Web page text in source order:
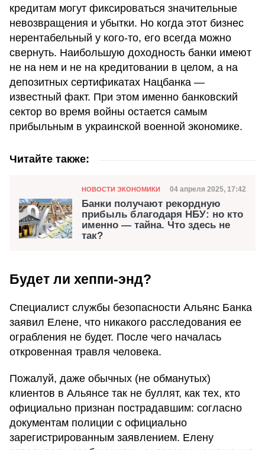
кредитам могут фиксироваться значительные
невозвращения и убытки. Но когда этот бизнес
нерентабельный у кого-то, его всегда можно
свернуть. Наибольшую доходность банки имеют
не на нем и не на кредитовании в целом, а на
депозитных сертификатах Нацбанка —
известный факт. При этом именно банковский
сектор во время войны остается самым
прибыльным в украинской военной экономике.
Читайте также:
Категория
НОВОСТИ ЭКОНОМИКИ Дата публикации
04 апреля 2025, 17:42
Банки получают рекордную
прибыль благодаря НБУ: но кто
именно — тайна. Что здесь не
так?
Будет ли хеппи-энд?
Специалист службы безопасности Альянс Банка
заявил Елене, что никакого расследования ее
ограбления не будет. После чего началась
откровенная травля человека.
Пожалуй, даже обычных (не обманутых)
клиентов в Альянсе так не буллят, как тех, кто
официально признан пострадавшим: согласно
документам полиции с официально
зарегистрированным заявлением. Елену